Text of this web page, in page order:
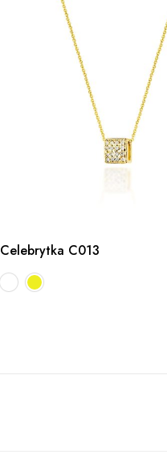
Celebrytka C013